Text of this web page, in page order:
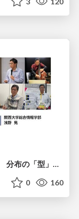
2026年度春学期 統計学 第11回 分布の「型」を考える － 確率分布モデルと正規分布 (2026. 6. 11)
0 160